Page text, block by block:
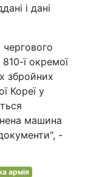
і дані
ї окремої
збройних
Кореї у
машина
-
армія